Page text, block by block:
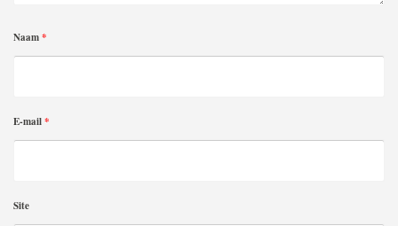
Naam*
E-mail*
Site